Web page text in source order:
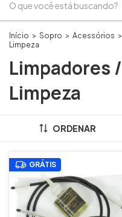
Início > Sopro > Acessórios >
Limpeza
Limpadores /
Limpeza
ORDENAR
GRÁTIS